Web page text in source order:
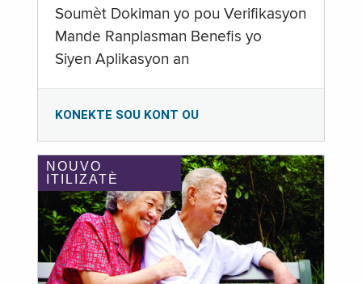
Soumèt Dokiman yo pou Verifikasyon
Mande Ranplasman Benefis yo
Siyen Aplikasyon an
KONEKTE SOU KONT OU
NOUVO
ITILIZATÈ